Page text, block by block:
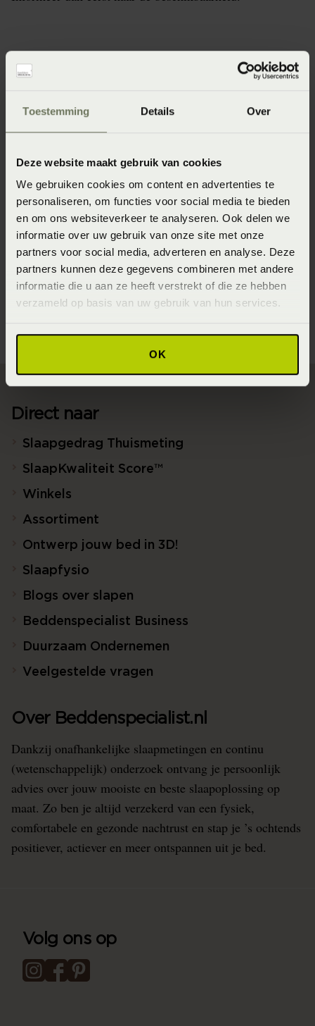
Toestemming Details Over
Deze website maakt gebruik van cookies
We gebruiken cookies om content en advertenties te
personaliseren, om functies voor social media te bieden
en om ons websiteverkeer te analyseren. Ook delen we
informatie over uw gebruik van onze site met onze
partners voor social media, adverteren en analyse. Deze
partners kunnen deze gegevens combineren met andere
informatie die u aan ze heeft verstrekt of die ze hebben
verzameld op basis van uw gebruik van hun services.
OK
Specificaties
Artikelnummer
Afmeting
Hoofdkussen (60x70) (60 x 70 cm)
Wasinstructie
Wasbaar en ook geschikt voor de wasdroger
Seizoen
Direct naar
Slaapgedrag Thuismeting
SlaapKwaliteit Score™
Winkels
Assortiment
Ontwerp jouw bed in 3D!
Slaapfysio
Blogs over slapen
Beddenspecialist Business
Duurzaam Ondernemen
Veelgestelde vragen
Over Beddenspecialist.nl
Dankzij onafhankelijke slaapmetingen en continu
(wetenschappelijk) onderzoek ontvang je persoonlijk
advies over jouw mooiste en beste slaapoplossing op
maat. Zo ben je altijd verzekerd van een fysiek,
comfortabele en gezonde nachtrust en stap je ’s ochtends
positiever, actiever en meer ontspannen uit je bed.
Volg ons op